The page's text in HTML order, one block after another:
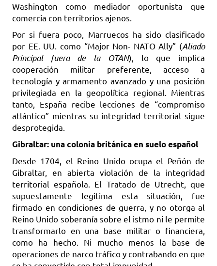
Washington como mediador oportunista que
comercia con territorios ajenos.
Por si fuera poco, Marruecos ha sido clasificado
por EE. UU. como “Major Non- NATO Ally” (Aliado
Principal fuera de la OTAN), lo que implica
cooperación militar preferente, acceso a
tecnología y armamento avanzado y una posición
privilegiada en la geopolítica regional. Mientras
tanto, España recibe lecciones de “compromiso
atlántico” mientras su integridad territorial sigue
desprotegida.
Gibraltar: una colonia británica en suelo español
Desde 1704, el Reino Unido ocupa el Peñón de
Gibraltar, en abierta violación de la integridad
territorial española. El Tratado de Utrecht, que
supuestamente legitima esta situación, fue
firmado en condiciones de guerra, y no otorga al
Reino Unido soberanía sobre el istmo ni le permite
transformarlo en una base militar o financiera,
como ha hecho. Ni mucho menos la base de
operaciones de narco tráfico y contrabando en que